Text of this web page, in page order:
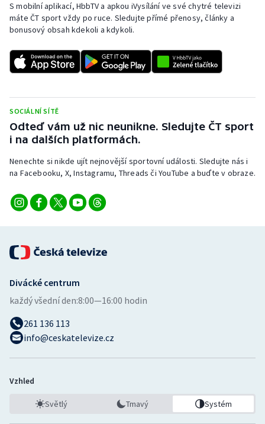
S mobilní aplikací, HbbTV a apkou iVysílání ve své chytré televizi
máte ČT sport vždy po ruce. Sledujte přímé přenosy, články a
bonusový obsah kdekoli a kdykoli.
SOCIÁLNÍ SÍTĚ
Odteď vám už nic neunikne. Sledujte ČT sport
i na dalších platformách.
Nenechte si nikde ujít nejnovější sportovní události. Sledujte nás i
na Facebooku, X, Instagramu, Threads či YouTube a buďte v obraze.
Divácké centrum
každý všední den:8:00—16:00 hodin
261 136 113
info@ceskatelevize.cz
Vzhled
Světlý Tmavý Systém